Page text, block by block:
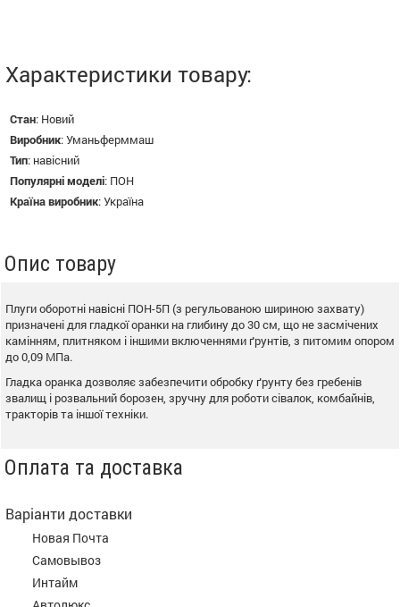
Характеристики товару:
Стан: Новий
Виробник:Уманьферммаш
Тип: навісний
Популярні моделі: ПОН
Країна виробник:Україна
Опис товару
Плуги оборотні навісні ПОН-5П (з регульованою шириною захвату)
призначені для гладкої оранки на глибину до 30 см, що не засмічених
камінням, плитняком і іншими включеннями ґрунтів, з питомим опором
до 0,09 МПа.
Гладка оранка дозволяє забезпечити обробку ґрунту без гребенів
звалищ і розвальний борозен, зручну для роботи сівалок, комбайнів,
тракторів та іншої техніки.
Оплата та доставка
Варіанти доставки
Новая Почта
Самовывоз
Интайм